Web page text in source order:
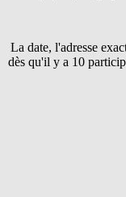
La date, l'adresse
dès qu'il y a 10